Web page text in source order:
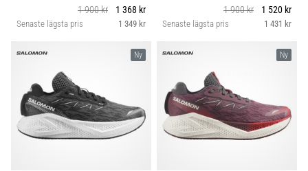
1 900 kr
1 368 kr
Senaste lägsta pris 1 349 kr
1 900 kr
1 520 kr
Senaste lägsta pris 1 431 kr
Ny Ny